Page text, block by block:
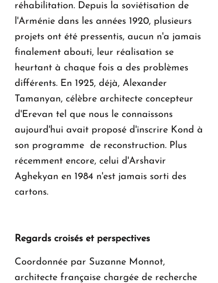
réhabilitation. Depuis la soviétisation de
l'Arménie dans les années 1920, plusieurs
projets ont été pressentis, aucun n'a jamais
finalement abouti, leur réalisation se
heurtant à chaque fois a des problèmes
différents. En 1925, déjà, Alexander
Tamanyan, célèbre architecte concepteur
d'Erevan tel que nous le connaissons
aujourd'hui avait proposé d'inscrire Kond à
son programme de reconstruction. Plus
récemment encore, celui d'Arshavir
Aghekyan en 1984 n'est jamais sorti des
cartons.
Regards croisés et perspectives
Coordonnée par Suzanne Monnot,
architecte française chargée de recherche